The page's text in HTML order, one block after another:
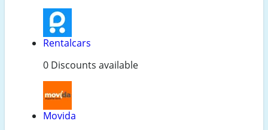
Rentalcars
0 Discounts available
Movida